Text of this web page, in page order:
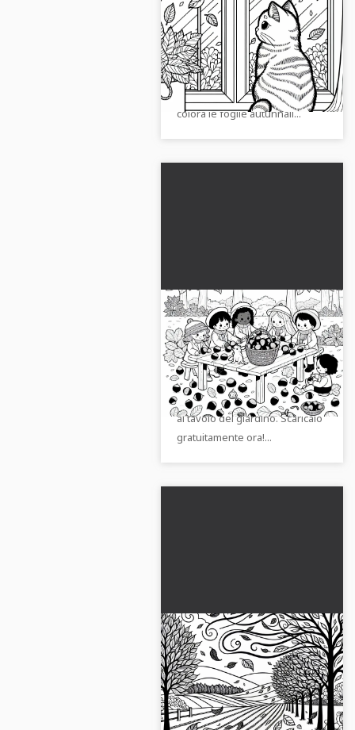
Gatto seduto alla
finestra mentre
osserva le foglie che
cadono – Disegno da
colorare autunno
gratuito
Trasforma i gattini nella
finestra a colori! Prendi il
disegno da colorare gratuito e
colora le foglie autunnali...
I bambini creato con le
castagne al tavolo del
giardino - modello da
colorare autunnale
gratis
Crea ore creative con il tuo
disegno da colorare: i bambini
fanno lavoretti con le castagne
al tavolo del giardino. Scaricalo
gratuitamente ora!...
Il vento autunnale fa
danzare le foglie lungo l
viale – Disegno da
colorare autunnale
gratuito
Vivi la bellezza dei colori
autunnali con questo disegno
da colorare gratuito. Scarica